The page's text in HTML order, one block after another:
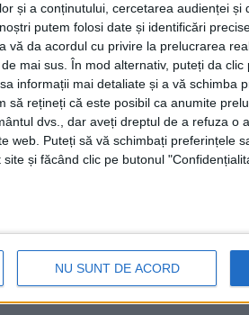
și a conținutului, cercetarea audienței și
putem folosi date și identificări
vă da acordul cu privire la prelucrarea
mai sus. În mod alternativ, puteți da
informații mai detaliate și a vă schimba
să rețineți că este posibil ca anumite
dvs., dar aveți dreptul de a refuza o
web. Puteți să vă schimbați preferințele
și făcând clic pe butonul
NU SUNT DE ACORD